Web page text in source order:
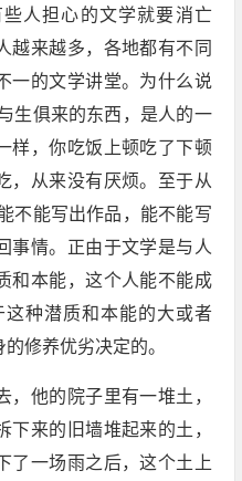
人担心的文学就要消亡
越来越多，各地都有不同
一的文学讲堂。为什么说
生俱来的东西，是人的一
样，你吃饭上顿吃了下顿
，从来没有厌烦。至于从
不能写出作品，能不能写
事情。正由于文学是与人
和本能，这个人能不能成
种潜质和本能的大或者
修养优劣决定的。
他的院子里有一堆土，
来的旧墙堆起来的土，
了一场雨之后，这个土上